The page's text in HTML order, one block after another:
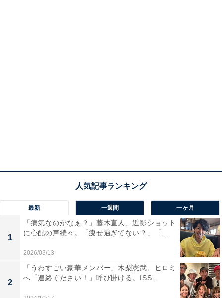
最新 一週間 一ヶ月
1
「病気なのかなぁ？」藤木直人、近影ショット
に心配の声続々。「痩せ過ぎてない？」「...
2026/03/13
2
「うわすごい豪華メンバー」木梨憲武、ヒロミ
へ「連絡ください！」呼び掛ける。ISS...